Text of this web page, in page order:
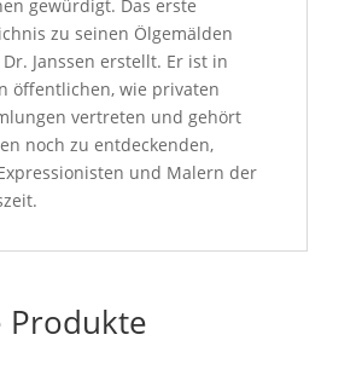
gewürdigt. Das erste
zu seinen Ölgemälden
Janssen erstellt. Er ist in
öffentlichen, wie privaten
vertreten und gehört
noch zu entdeckenden,
und Malern der
Produkte